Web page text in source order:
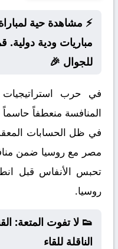
⚡ مشاهدة حية
مباريات ودية دولية.
للجوال 🎉
في حرب
المنافسة منعطفاً
في ظل الحسابات
مصر مع روسيا ضمن
تحبس الأنفاس قبل
روسيا.
👟 لا تفوت المتعة:
الناقلة للقاء